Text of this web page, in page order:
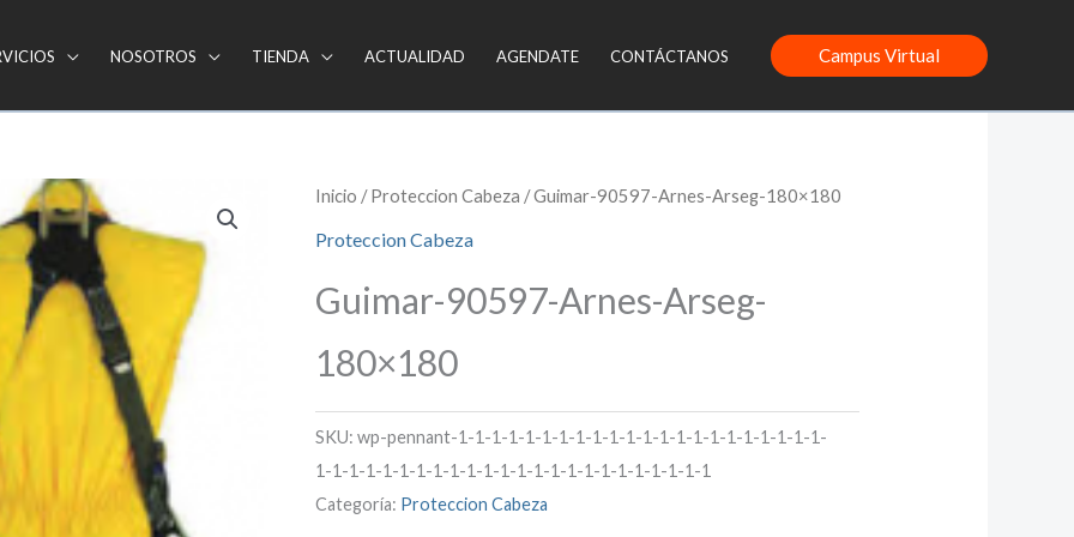
NOSOTROS TIENDA ACTUALIDAD AGENDATE CONTÁCTANOS Campus Virtual
Inicio /Proteccion Cabeza / Guimar-90597-Arnes-Arseg-180×180
Proteccion Cabeza
Guimar-90597-Arnes-Arseg-
180×180
SKU:wp-pennant-1-1-1-1-1-1-1-1-1-1-1-1-1-1-1-1-1-1-1-1-1-1-
1-1-1-1-1-1-1-1-1-1-1-1-1-1-1-1-1-1-1-1-1-1-1-1
Categoría: Proteccion Cabeza